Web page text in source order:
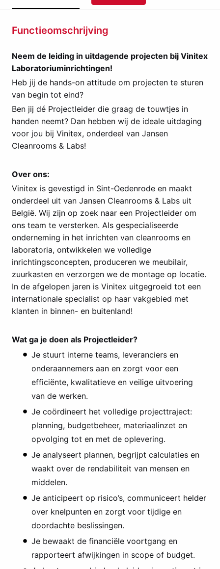
Functieomschrijving
Neem de leiding in uitdagende projecten bij Vinitex
Laboratoriuminrichtingen!
Heb jij de hands-on attitude om projecten te sturen
van begin tot eind?
Ben jij dé Projectleider die graag de touwtjes in
handen neemt? Dan hebben wij de ideale uitdaging
voor jou bij Vinitex, onderdeel van Jansen
Cleanrooms & Labs!
Over ons:
Vinitex is gevestigd in Sint-Oedenrode en maakt
onderdeel uit van Jansen Cleanrooms & Labs uit
België. Wij zijn op zoek naar een Projectleider om
ons team te versterken. Als gespecialiseerde
onderneming in het inrichten van cleanrooms en
laboratoria, ontwikkelen we volledige
inrichtingsconcepten, produceren we meubilair,
zuurkasten en verzorgen we de montage op locatie.
In de afgelopen jaren is Vinitex uitgegroeid tot een
internationale specialist op haar vakgebied met
klanten in binnen- en buitenland!
Wat ga je doen als Projectleider?
Je stuurt interne teams, leveranciers en
onderaannemers aan en zorgt voor een
efficiënte, kwalitatieve en veilige uitvoering
van de werken.
Je coördineert het volledige projecttraject:
planning, budgetbeheer, materiaalinzet en
opvolging tot en met de oplevering.
Je analyseert plannen, begrijpt calculaties en
waakt over de rendabiliteit van mensen en
middelen.
Je anticipeert op risico’s, communiceert helder
over knelpunten en zorgt voor tijdige en
doordachte beslissingen.
Je bewaakt de financiële voortgang en
rapporteert afwijkingen in scope of budget.